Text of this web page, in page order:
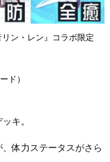
ン・レン』コラボ限定
ド）
キ。
体力ステータスがさら